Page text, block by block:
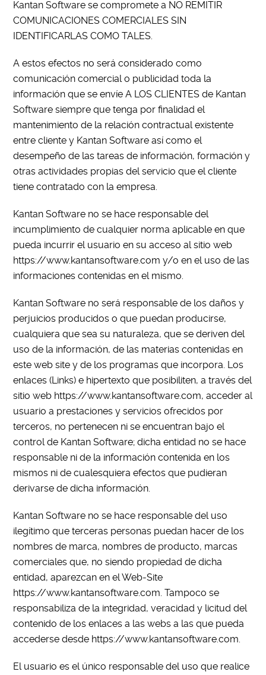
Kantan Software se compromete a NO REMITIR
COMUNICACIONES COMERCIALES SIN
IDENTIFICARLAS COMO TALES.
A estos efectos no será considerado como
comunicación comercial o publicidad toda la
información que se envíe A LOS CLIENTES de Kantan
Software siempre que tenga por finalidad el
mantenimiento de la relación contractual existente
entre cliente y Kantan Software así como el
desempeño de las tareas de información, formación y
otras actividades propias del servicio que el cliente
tiene contratado con la empresa.
Kantan Software no se hace responsable del
incumplimiento de cualquier norma aplicable en que
pueda incurrir el usuario en su acceso al sitio web
https://www.kantansoftware.com y/o en el uso de las
informaciones contenidas en el mismo.
Kantan Software no será responsable de los daños y
perjuicios producidos o que puedan producirse,
cualquiera que sea su naturaleza, que se deriven del
uso de la información, de las materias contenidas en
este web site y de los programas que incorpora. Los
enlaces (Links) e hipertexto que posibiliten, a través del
sitio web https://www.kantansoftware.com, acceder al
usuario a prestaciones y servicios ofrecidos por
terceros, no pertenecen ni se encuentran bajo el
control de Kantan Software; dicha entidad no se hace
responsable ni de la información contenida en los
mismos ni de cualesquiera efectos que pudieran
derivarse de dicha información.
Kantan Software no se hace responsable del uso
ilegítimo que terceras personas puedan hacer de los
nombres de marca, nombres de producto, marcas
comerciales que, no siendo propiedad de dicha
entidad, aparezcan en el Web-Site
https://www.kantansoftware.com. Tampoco se
responsabiliza de la integridad, veracidad y licitud del
contenido de los enlaces a las webs a las que pueda
accederse desde https://www.kantansoftware.com.
El usuario es el único responsable del uso que realice